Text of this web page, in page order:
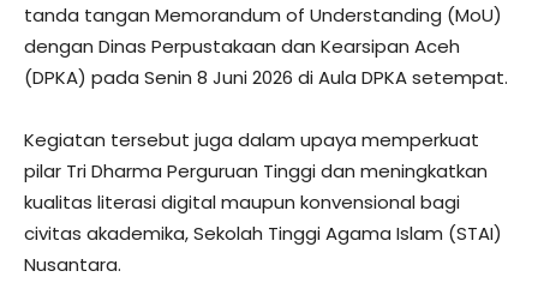
tanda tangan Memorandum of Understanding (MoU)
dengan Dinas Perpustakaan dan Kearsipan Aceh
(DPKA) pada Senin 8 Juni 2026 di Aula DPKA setempat.
Kegiatan tersebut juga dalam upaya memperkuat
pilar Tri Dharma Perguruan Tinggi dan meningkatkan
kualitas literasi digital maupun konvensional bagi
civitas akademika, Sekolah Tinggi Agama Islam (STAI)
Nusantara.